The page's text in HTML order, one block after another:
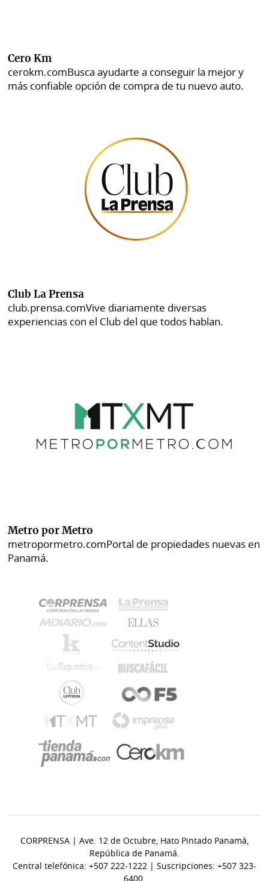
Cero Km
cerokm.comBusca ayudarte a conseguir la mejor y
más confiable opción de compra de tu nuevo auto.
Club La Prensa
club.prensa.comVive diariamente diversas
experiencias con el Club del que todos hablan.
Metro por Metro
metropormetro.comPortal de propiedades nuevas en
Panamá.
CORPRENSA | Ave. 12 de Octubre, Hato Pintado Panamá,
República de Panamá.
Central telefónica: +507 222-1222 | Suscripciones: +507 323-
6400.